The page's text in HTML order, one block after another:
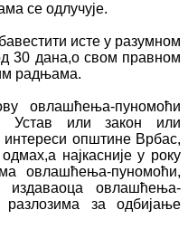
се одлучује.
исте у разумном
30 дана,о свом правном
радњама.
овлашћења-пуномоћи
Устав или закон или
интереси општине Врбас,
најкасније у року
овлашћења-пуномоћи,
издаваоца овлашћења-
за одбијање